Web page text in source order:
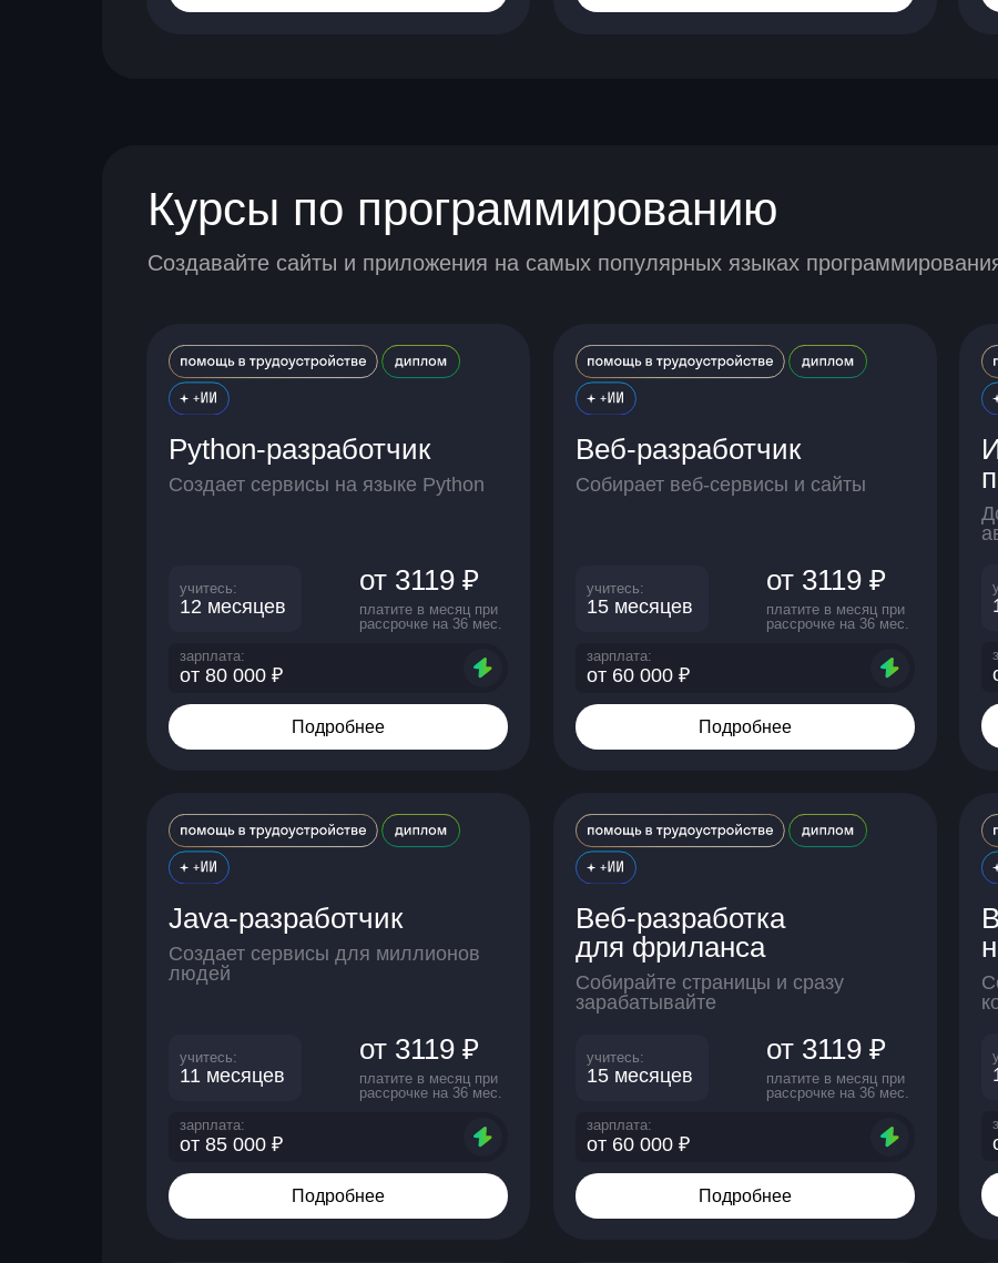
Создавайте сайты и приложения на самых популярных языках
Курсы по программированию
Python-разработчик
Создает сервисы на языке Python
платите в месяц при
рассрочке на 36 мес.
от 3119 ₽
зарплата:
от 80 000 ₽
учитесь:
12 месяцев
Подробнее
Веб-разработчик
Собирает веб-сервисы и сайты
платите в месяц при
рассрочке на 36 мес.
от 3119 ₽
зарплата:
от 60 000 ₽
учитесь:
15 месяцев
Подробнее
Java-разработчик
Создает сервисы для миллионов
людей
платите в месяц при
рассрочке на 36 мес.
от 3119 ₽
зарплата:
от 85 000 ₽
учитесь:
11 месяцев
Подробнее
Веб-разработка
для фриланса
Собирайте страницы и сразу
зарабатывайте
платите в месяц при
рассрочке на 36 мес.
от 3119 ₽
зарплата:
от 60 000 ₽
учитесь:
15 месяцев
Подробнее